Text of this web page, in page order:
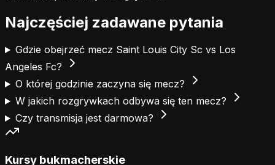
Najczęściej zadawane pytania
Gdzie obejrzeć mecz Saint Louis City Sc vs Los
Angeles Fc?
O której godzinie zaczyna się mecz?
W jakich rozgrywkach odbywa się ten mecz?
Czy transmisja jest darmowa?
Kursy bukmacherskie